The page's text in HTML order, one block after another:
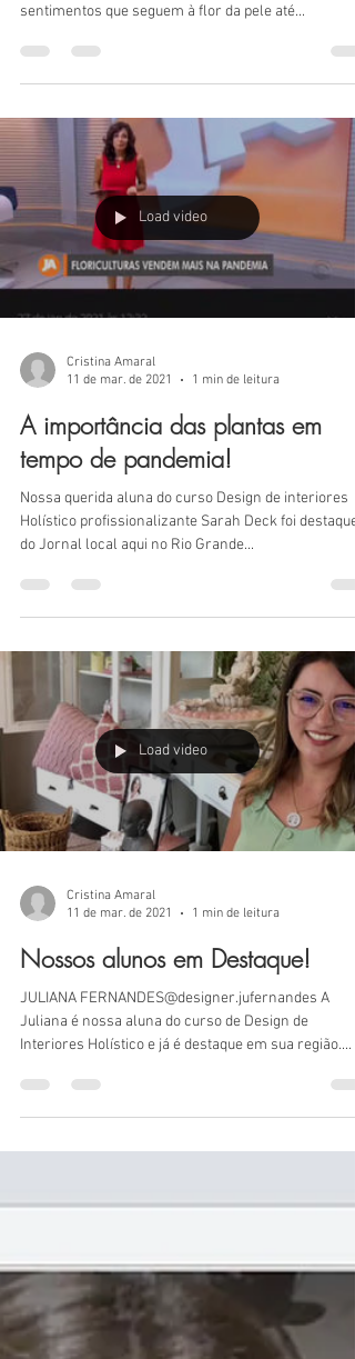
Artenova Multiversidade lança
workshop exclusivo no país para
desenvolvimento de carreira
A Covid-19 trouxe a necessidade da população se
adaptar a inúmeros protocolos e a conviver com
sentimentos que seguem à flor da pele até...
Load video
Cristina Amaral
11 de mar. de 2021
1 min de leitura
A importância das plantas em
tempo de pandemia!
Nossa querida aluna do curso Design de interiores
Holístico profissionalizante Sarah Deck foi destaque
do Jornal local aqui no Rio Grande...
Load video
Nossos alunos em Destaque!
Interiores Holístico e já é destaque em sua região....